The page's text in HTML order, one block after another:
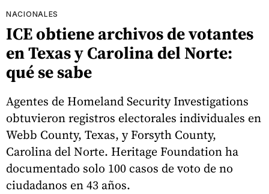
NACIONALES
ICE obtiene archivos de votantes
en Texas y Carolina del Norte:
qué se sabe
Agentes de Homeland Security Investigations
obtuvieron registros electorales individuales en
Webb County, Texas, y Forsyth County,
Carolina del Norte. Heritage Foundation ha
documentado solo 100 casos de voto de no
ciudadanos en 43 años.